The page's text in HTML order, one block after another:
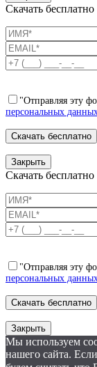
Скачать бесплатно
"Отправляя эту
персональных
Закрыть
Скачать бесплатно
"Отправляя эту
персональных
Закрыть
Мы используем
нашего сайта.